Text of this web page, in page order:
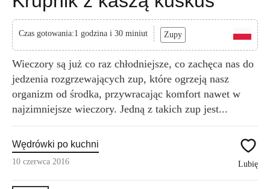
Czas gotowania:1 godzina i 30 miniut Zupy
Wieczory są już co raz chłodniejsze, co zachęca nas do
jedzenia rozgrzewających zup, które ogrzeją nasz
organizm od środka, przywracając komfort nawet w
najzimniejsze wieczory. Jedną z takich zup jest...
Wędrówki po kuchni
10 czerwca 2016 Lubię